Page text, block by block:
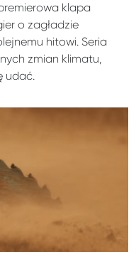
klapa
o zagładzie
hitowi. Seria
zmian klimatu,
udać.